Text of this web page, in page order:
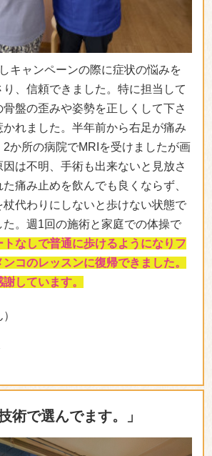
キャンペーンの際に症状の悩みを
、信頼できました。特に担当して
盤の歪みや姿勢を正しくして下さ
かれました。半年前から右足が痛み
か所の病院でMRIを受けましたが画
は不明、手術も出来ないと見放さ
痛み止めを飲んでも良くならず、
杖代わりにしないと歩けない状態で
た。週1回の施術と家庭での体操で
トなしで普通に歩けるようになりフ
コのレッスンに復帰できました。
しています。
術で選んでます。」